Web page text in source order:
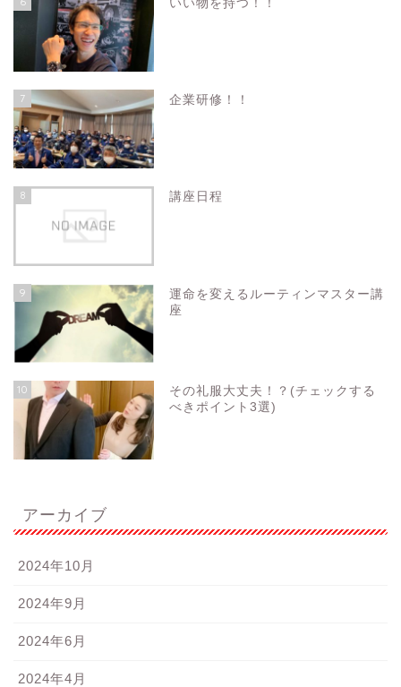
いい物を持つ！！
7 企業研修！！
8 講座日程
9
運命を変えるルーティンマスター講
座
10
その礼服大丈夫！？(チェックする
べきポイント3選)
アーカイブ
2024年10月
2024年9月
2024年6月
2024年4月